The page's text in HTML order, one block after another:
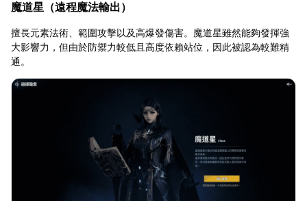
魔道星（遠程魔法輸出）
擅長元素法術、範圍攻擊以及高爆發傷害。魔道星雖然能夠發揮強
大影響力，但由於防禦力較低且高度依賴站位，因此被認為較難精
通。